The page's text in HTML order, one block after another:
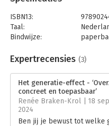
samenkomt met de ervaring
garde. Het generatie-effect
die je hiervoor nodig hebt.
ISBN13:
Taal:
Bindwijze:
Uitgever:
Boom
Verschijningsdatum:
22-4-
Hoofdrubriek:
Expertrecensies (3)
Het generatie-effect -
concreet en toepasbaar’
Renée Braken-Krol | 18
2024
Ben jij je bewust tot welke